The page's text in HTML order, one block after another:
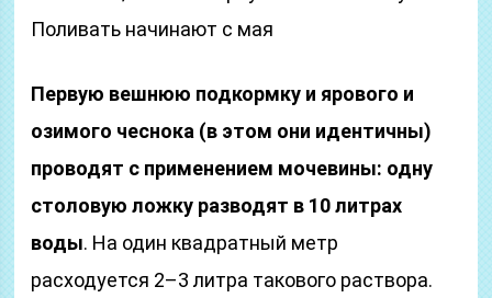
Поливать начинают с мая
Первую вешнюю подкормку и ярового и
озимого чеснока (в этом они идентичны)
проводят с применением мочевины: одну
столовую ложку разводят в 10 литрах
воды. На один квадратный метр
расходуется 2–3 литра такового раствора.